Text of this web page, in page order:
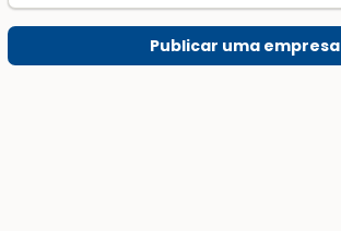
Publicar uma empresa